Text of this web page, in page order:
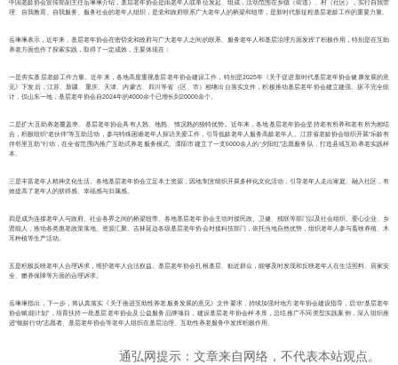
中国老龄协会宣传部副主任岳琳琳介绍，基层老年协会是由老年人或单位发起、组成，活动范围在乡镇（街道）、村（社区），实行自我管
理、自我教育、自我服务、服务社会的老年人组织，是党和政府联系广大老年人的桥梁和纽带，是新时代新征程基层老龄工作的重要力量。
岳琳琳表示，近年来，基层老年协会在密切党和政府与广大老年人之间的联系、服务老年人和基层治理方面发挥了积极作用，特别是在互助
养老方面也作了探索实践，取得了一定成效，主要体现在：
一是夯实基层老龄工作力量。近年来，各地高度重视基层老年协会建设工作，特别是2025年《关于促进新时代基层老年协会健康发展的意
见》下发后，江苏、新疆、重庆、天津、内蒙古、四川等省（区、市）相继出台落实文件，积极推动基层老年协会建立建强。据不完全统
计，仅山东一地，基层老年协会自2024年的4000余个已增长到20000余个。
二是扩大互助养老覆盖率。基层老年协会具有人熟、地熟、情况熟的独特优势。近年来，各地基层老年协会坚持老有所养和老有所为相结
合，积极组织“老伙伴”等互助活动，参与特殊困难老年人探访关爱工作，引导低龄老年人服务高龄老年人。江苏省老龄协会组织开展“乐龄有
伴邻里互助”行动，在全省范围内推广互助式养老服务模式。溧阳市建立了一支6000余人的“夕阳红”志愿服务队，打造县域互助养老实践样
本。
三是丰富老年人精神文化生活。各地基层老年协会立足本土资源，因地制宜组织开展多样化文化活动，引导老年人走出家庭、融入社区，有
效提高了老年人的获得感、幸福感与归属感。
四是成为连接老年人与政府、社会各界之间的桥梁纽带。各地基层老年协会主动对接民政、卫健、残联等部门以及社会组织、爱心企业、乡
贤能人，推动各类惠老政策落地、资源汇聚。吉林延边各级基层老年协会对接科技部门，依托当地自然优势，组织老年人参与畜牧养殖、木
耳种植等生产活动。
五是积极反映老年人合理诉求，维护老年人合法权益。基层老年协会扎根基层、贴近群众，能够及时发现和反映老年人在生活照料、居家安
全、赡养保障等方面的合理诉求。
岳琳琳指出，下一步，将认真落实《关于推进互助性养老服务发展的意见》文件要求，持续加强对地方老年协会建设指导，启动“基层老年
协会赋能计划”，培育扶持一批基层老年协会及公益服务品牌项目，建设基层老年协会样本库，总结推广不同类型实践案例，深入组织推
进“银龄行动”志愿者、基层老年协会等老年人组织在基层治理、互助性养老服务中发挥积极作用。
通弘网提示：文章来自网络，不代表本站观点。